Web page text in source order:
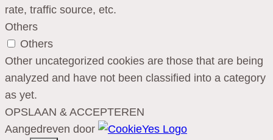
rate, traffic source, etc.
Others
Others
Other uncategorized cookies are those that are being
analyzed and have not been classified into a category
as yet.
OPSLAAN & ACCEPTEREN
Aangedreven door